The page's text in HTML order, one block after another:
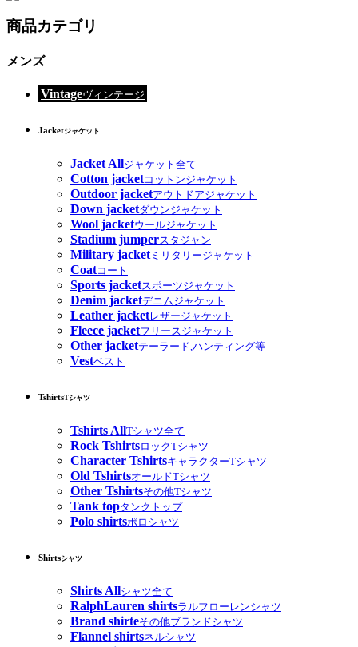
商品カテゴリ
メンズ
Vintageヴィンテージ
Jacketジャケット
Jacket Allジャケット全て
Cotton jacketコットンジャケット
Outdoor jacketアウトドアジャケット
Down jacketダウンジャケット
Wool jacketウールジャケット
Stadium jumperスタジャン
Military jacketミリタリージャケット
Coatコート
Sports jacketスポーツジャケット
Denim jacketデニムジャケット
Leather jacketレザージャケット
Fleece jacketフリースジャケット
Other jacketテーラード,ハンティング等
Vestベスト
TshirtsTシャツ
Tshirts AllTシャツ全て
Rock TshirtsロックTシャツ
Character TshirtsキャラクターTシャツ
Old TshirtsオールドTシャツ
Other Tshirtsその他Tシャツ
Tank topタンクトップ
Polo shirtsポロシャツ
Shirtsシャツ
Shirts Allシャツ全て
RalphLauren shirtsラルフローレンシャツ
Brand shirteその他ブランドシャツ
Flannel shirtsネルシャツ